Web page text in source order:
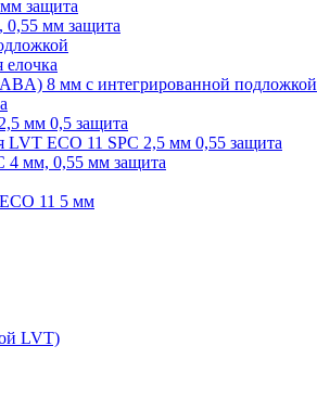
защита
мм защита
8 мм с интегрированной подложкой
мм 0,5 защита
LVT ECO 11 SPC 2,5 мм 0,55 защита
4 мм, 0,55 мм защита
11 5 мм
LVT)